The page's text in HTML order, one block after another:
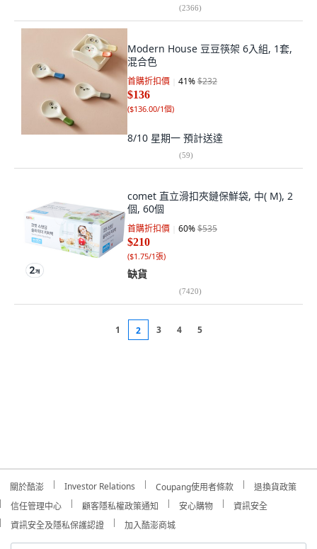
(2366)
Modern House 豆豆筷架 6入組, 1套,
混合色
首購折扣價 41%$232
$136
($136.00/1個)
8/10 星期一 預計送達
(59)
comet 直立滑扣夾鏈保鮮袋, 中( M), 2
個, 60個
首購折扣價 60%$535
$210
($1.75/1張)
缺貨
(7420)
1 2 3 4 5
關於酷澎 Investor Relations Coupang使用者條款
退換貨政策
信任管理中心
顧客隱私權政策通知 安心購物
資訊安全
資訊安全及隱私保護認證
加入酷澎商城